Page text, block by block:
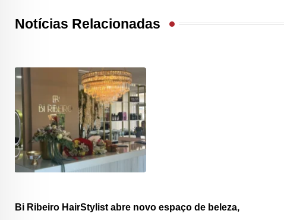
Notícias Relacionadas
Bi Ribeiro HairStylist abre novo espaço de beleza,